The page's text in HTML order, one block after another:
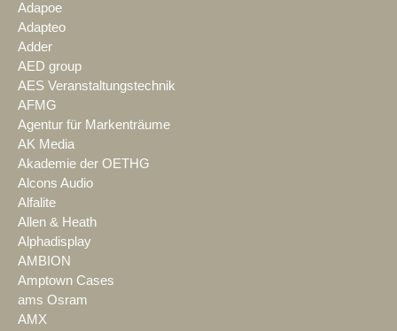
Adapoe
Adapteo
Adder
AED group
AES Veranstaltungstechnik
AFMG
Agentur für Markenträume
AK Media
Akademie der OETHG
Alcons Audio
Alfalite
Allen & Heath
Alphadisplay
AMBION
Amptown Cases
ams Osram
AMX